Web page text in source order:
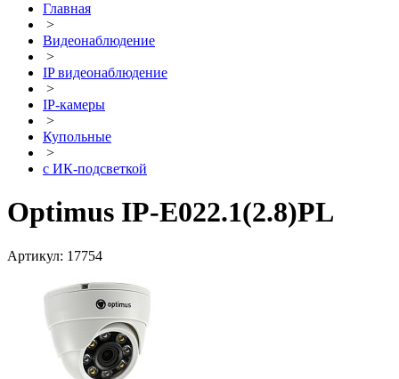
Главная
>
Видеонаблюдение
>
IP видеонаблюдение
>
IP-камеры
>
Купольные
>
с ИК-подсветкой
Optimus IP-E022.1(2.8)PL
Артикул: 17754